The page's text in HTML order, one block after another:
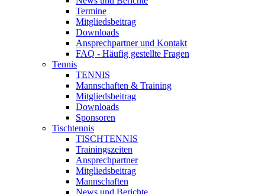
Termine
Mitgliedsbeitrag
Downloads
Ansprechpartner und Kontakt
FAQ - Häufig gestellte Fragen
Tennis
TENNIS
Mannschaften & Training
Mitgliedsbeitrag
Downloads
Sponsoren
Tischtennis
TISCHTENNIS
Trainingszeiten
Ansprechpartner
Mitgliedsbeitrag
Mannschaften
News und Berichte